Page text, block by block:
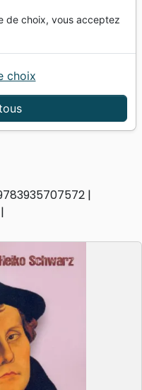
nouvelle commande
actuels
de choix, vous acceptez
choix